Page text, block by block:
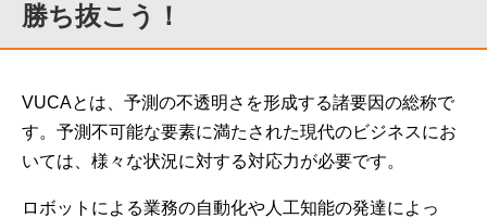
勝ち抜こう！
VUCAとは、予測の不透明さを形成する諸要因の総称で
す。予測不可能な要素に満たされた現代のビジネスにお
いては、様々な状況に対する対応力が必要です。
ロボットによる業務の自動化や人工知能の発達によっ